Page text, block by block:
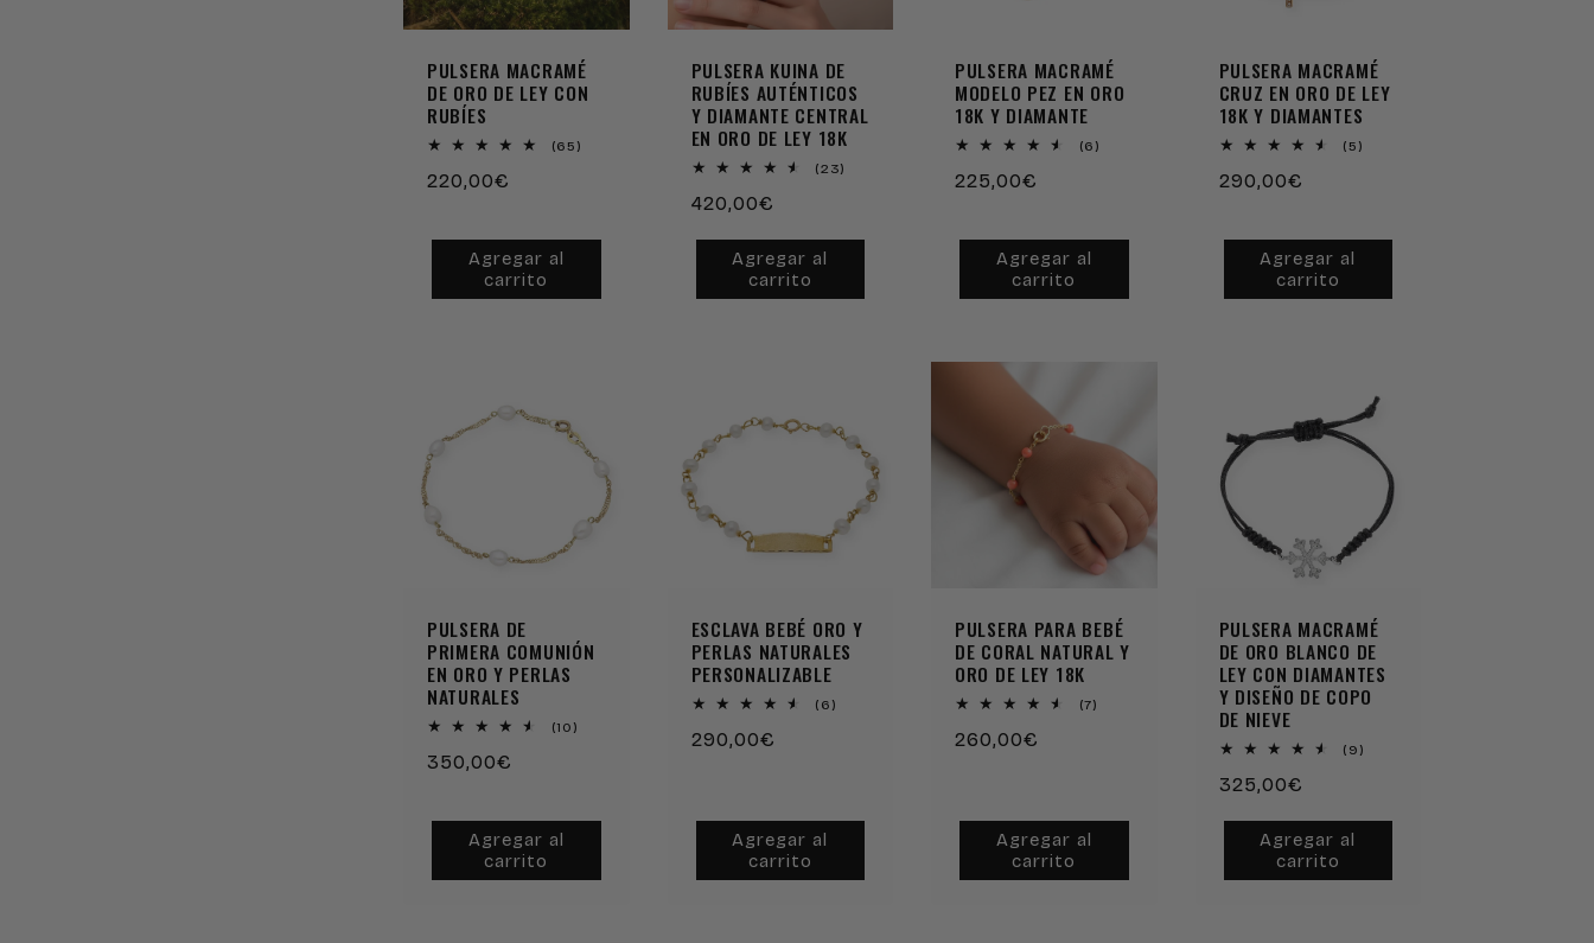
PULSERA MACRAMÉ
DE ORO DE LEY CON
RUBÍES
(65)
Precio
220,00€
Agregar al
carrito
PULSERA KUINA DE
RUBÍES AUTÉNTICOS
Y DIAMANTE CENTRAL
EN ORO DE LEY 18K
(23)
Precio
420,00€
Agregar al
carrito
PULSERA MACRAMÉ
MODELO PEZ EN ORO
18K Y DIAMANTE
(6)
Precio
225,00€
Agregar al
carrito
PULSERA MACRAMÉ
CRUZ EN ORO DE LEY
18K Y DIAMANTES
(5)
Precio
290,00€
Agregar al
carrito
PULSERA DE
PRIMERA COMUNIÓN
EN ORO Y PERLAS
NATURALES
(10)
Precio
350,00€
Agregar al
carrito
ESCLAVA BEBÉ ORO Y
PERLAS NATURALES
PERSONALIZABLE
(6)
Precio
290,00€
Agregar al
carrito
PULSERA PARA BEBÉ
DE CORAL NATURAL Y
ORO DE LEY 18K
(7)
Precio
260,00€
Agregar al
carrito
PULSERA MACRAMÉ
DE ORO BLANCO DE
LEY CON DIAMANTES
Y DISEÑO DE COPO
DE NIEVE
(9)
Precio
325,00€
Agregar al
carrito